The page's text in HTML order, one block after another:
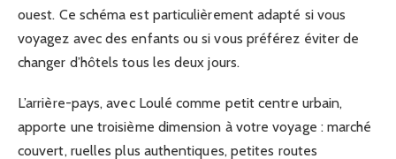
ouest. Ce schéma est particulièrement adapté si vous
voyagez avec des enfants ou si vous préférez éviter de
changer d’hôtels tous les deux jours.
L’arrière-pays, avec Loulé comme petit centre urbain,
apporte une troisième dimension à votre voyage : marché
couvert, ruelles plus authentiques, petites routes